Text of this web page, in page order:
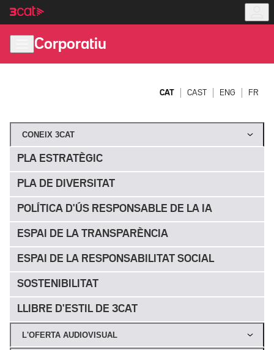
Anar
navegació
Anar
Corporatiu
CAT CAST ENG FR
CONEIX 3CAT
PLA ESTRATÈGIC
PLA DE DIVERSITAT
POLÍTICA D'ÚS RESPONSABLE DE LA IA
ESPAI DE LA TRANSPARÈNCIA
ESPAI DE LA RESPONSABILITAT SOCIAL
SOSTENIBILITAT
LLIBRE D'ESTIL DE 3CAT
L'OFERTA AUDIOVISUAL